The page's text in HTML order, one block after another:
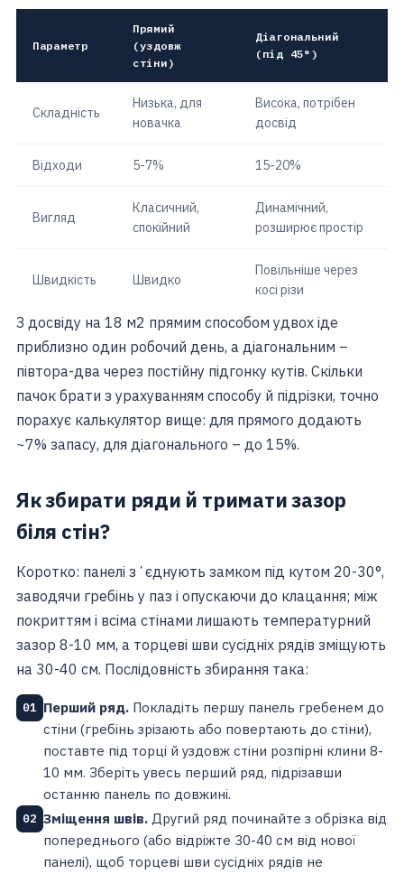
Параметр
Прямий
(уздовж
стіни)
Діагональний
(під 45°)
Складність
Низька, для
новачка
Висока, потрібен
досвід
Відходи 5-7% 15-20%
Вигляд
Класичний,
спокійний
Динамічний,
розширює простір
Швидкість Швидко
Повільніше через
косі різи
З досвіду на 18 м2 прямим способом удвох іде
приблизно один робочий день, а діагональним –
півтора-два через постійну підгонку кутів. Скільки
пачок брати з урахуванням способу й підрізки, точно
порахує калькулятор вище: для прямого додають
~7% запасу, для діагонального – до 15%.
Як збирати ряди й тримати зазор
біля стін?
Коротко: панелі зʼєднують замком під кутом 20-30°,
заводячи гребінь у паз і опускаючи до клацання; між
покриттям і всіма стінами лишають температурний
зазор 8-10 мм, а торцеві шви сусідніх рядів зміщують
на 30-40 см. Послідовність збирання така:
01 Перший ряд. Покладіть першу панель гребенем до
стіни (гребінь зрізають або повертають до стіни),
поставте під торці й уздовж стіни розпірні клини 8-
10 мм. Зберіть увесь перший ряд, підрізавши
останню панель по довжині.
02 Зміщення швів. Другий ряд починайте з обрізка від
попереднього (або відріжте 30-40 см від нової
панелі), щоб торцеві шви сусідніх рядів не